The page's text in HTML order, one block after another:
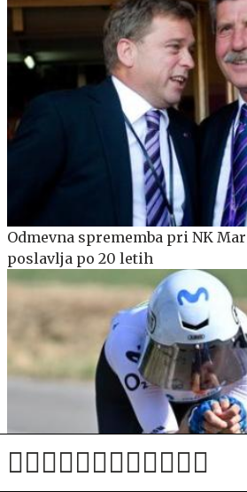
Odmevna sprememba pri NK
poslavlja po 20 letih